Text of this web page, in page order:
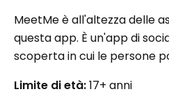
MeetMe è all'altezza delle
questa app. È un'app di
scoperta in cui le persone
Limite di età:17+ anni